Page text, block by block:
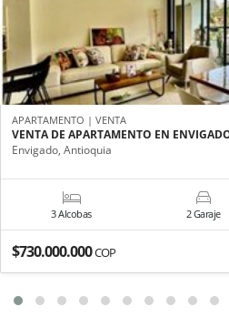
APARTAMENTO | VENTA
VENTA DE APARTAMENTO EN
Envigado, Antioquia
3 Alcobas 2 Garaje
$730.000.000COP